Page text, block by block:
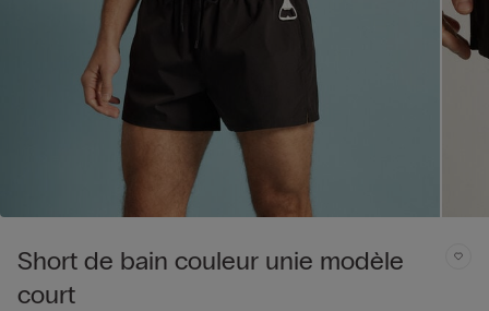
Short de bain couleur unie modèle
court